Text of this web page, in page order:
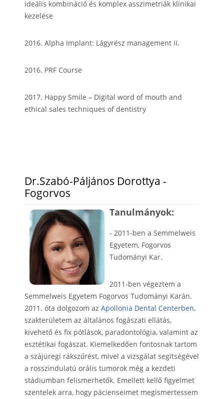
ideális kombináció és komplex asszimetriák klínikai
kezelése
2016. Alpha Implant: Lágyrész management II.
2016. PRF Course
2017. Happy Smile – Digital word of mouth and
ethical sales techniques of dentistry
Dr.Szabó-Páljános Dorottya -
Fogorvos
Tanulmányok:
- 2011-ben a Semmelweis
Egyetem, Fogorvos
Tudományi Kar.
2011-ben végeztem a
Semmelweis Egyetem Fogorvos Tudományi Karán.
2011. óta dolgozom az Apollonia Dental Centerben,
szakterületem az általános fogászati ellátás,
kivehető és fix pótlások, paradontológia, valamint az
esztétikai fogászat. Kiemelkedően fontosnak tartom
a szájüregi rákszűrést, mivel a vizsgálat segítségével
a rosszindulatú orális tumorok még a kezdeti
stádiumban felismerhetők. Emellett kellő figyelmet
szentelek arra, hogy pácienseimet megismertessem